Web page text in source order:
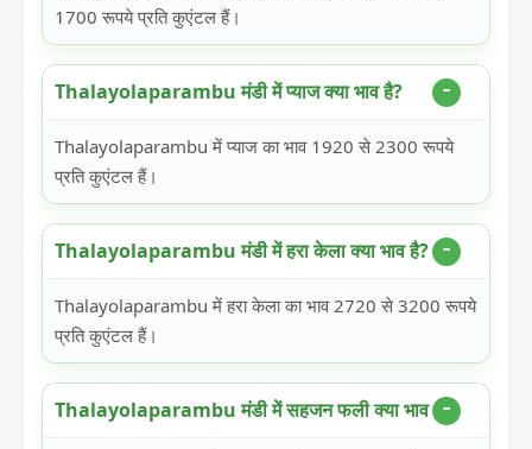
1700 रूपये प्रति कुएंटल हैं।
Thalayolaparambu मंडी में प्याज क्या भाव है?
Thalayolaparambu में प्याज का भाव 1920 से 2300 रूपये
प्रति कुएंटल हैं।
Thalayolaparambu मंडी में हरा केला क्या भाव है?
Thalayolaparambu में हरा केला का भाव 2720 से 3200 रूपये
प्रति कुएंटल हैं।
Thalayolaparambu मंडी में सहजन फली क्या भाव है?